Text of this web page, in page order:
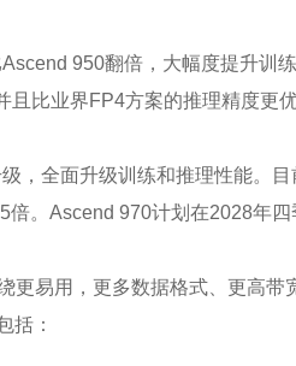
950翻倍，大幅度提升训
比业界FP4方案的推理精度更优
，全面升级训练和推理性能。目
。Ascend 970计划在2028年
更易用，更多数据格式、更高带
括：